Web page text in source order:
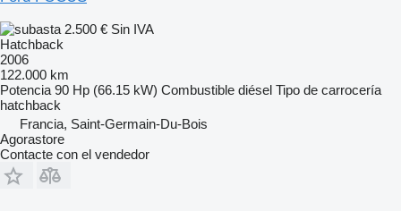
2.500 € Sin IVA
Hatchback
2006
122.000 km
Potencia 90 Hp (66.15 kW) Combustible diésel Tipo de carrocería
hatchback
Francia, Saint-Germain-Du-Bois
Agorastore
Contacte con el vendedor